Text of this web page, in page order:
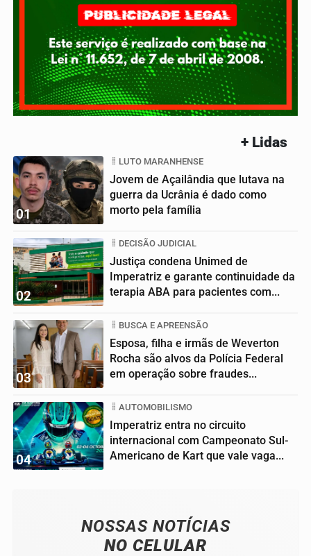
+ Lidas
01
LUTO MARANHENSE
Jovem de Açailândia que lutava na
guerra da Ucrânia é dado como
morto pela família
02
DECISÃO JUDICIAL
Justiça condena Unimed de
Imperatriz e garante continuidade da
terapia ABA para pacientes com...
03
BUSCA E APREENSÃO
Esposa, filha e irmãs de Weverton
Rocha são alvos da Polícia Federal
em operação sobre fraudes...
04
AUTOMOBILISMO
Imperatriz entra no circuito
internacional com Campeonato Sul-
Americano de Kart que vale vaga...
NOSSAS NOTÍCIAS
NO CELULAR